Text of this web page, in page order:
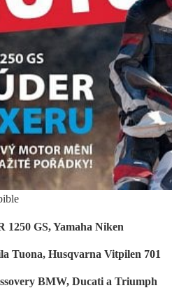
1250 GS, Yamaha Niken
Tuona, Husqvarna Vitpilen 701
BMW, Ducati a Triumph